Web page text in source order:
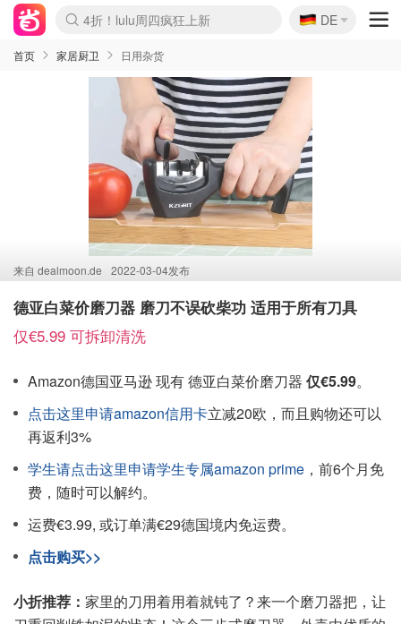
Boticinal 夏促开抢！
4折！lulu周四疯狂上新
还没结束！&OtherStories大促
Joybuy变相75折 随时失效
速领！Stanley独家85折
疑似霸哥！Camper额外叠85折
Zalando 奥莱闪促！每日更新
Moncler反季囤！5折起+叠9折
Coach Brooklyn仅€192
🇩🇪
DE
首页 家居厨卫 日用杂货
来自 dealmoon.de 2022-03-04发布
德亚白菜价磨刀器 磨刀不误砍柴功 适用于所有刀具
仅€5.99 可拆卸清洗
Amazon德国亚马逊 现有 德亚白菜价磨刀器 仅€5.99。
点击这里申请amazon信用卡立减20欧，而且购物还可以
再返利3%
学生请点击这里申请学生专属amazon prime ，前6个月免
费，随时可以解约。
运费€3.99, 或订单满€29德国境内免运费。
点击购买>>
小折推荐： 家里的刀用着用着就钝了？来一个磨刀器把，让